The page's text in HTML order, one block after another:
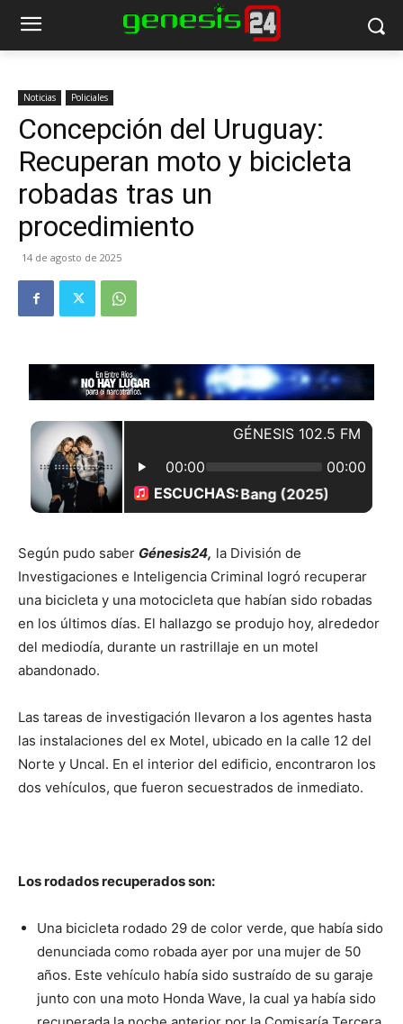
Noticias Policiales
Concepción del Uruguay:
Recuperan moto y bicicleta
robadas tras un
procedimiento
14 de agosto de 2025
Según pudo saber Génesis24, la División de
Investigaciones e Inteligencia Criminal logró recuperar
una bicicleta y una motocicleta que habían sido robadas
en los últimos días. El hallazgo se produjo hoy, alrededor
del mediodía, durante un rastrillaje en un motel
abandonado.
Las tareas de investigación llevaron a los agentes hasta
las instalaciones del ex Motel, ubicado en la calle 12 del
Norte y Uncal. En el interior del edificio, encontraron los
dos vehículos, que fueron secuestrados de inmediato.
Los rodados recuperados son:
Una bicicleta rodado 29 de color verde, que había sido
denunciada como robada ayer por una mujer de 50
años. Este vehículo había sido sustraído de su garaje
junto con una moto Honda Wave, la cual ya había sido